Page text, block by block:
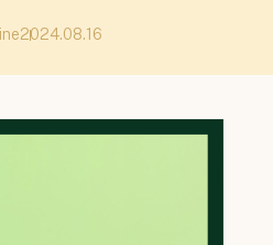
2024.08.16